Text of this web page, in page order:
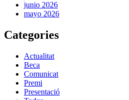
junio 2026
mayo 2026
Categories
Actualitat
Beca
Comunicat
Premi
Presentació